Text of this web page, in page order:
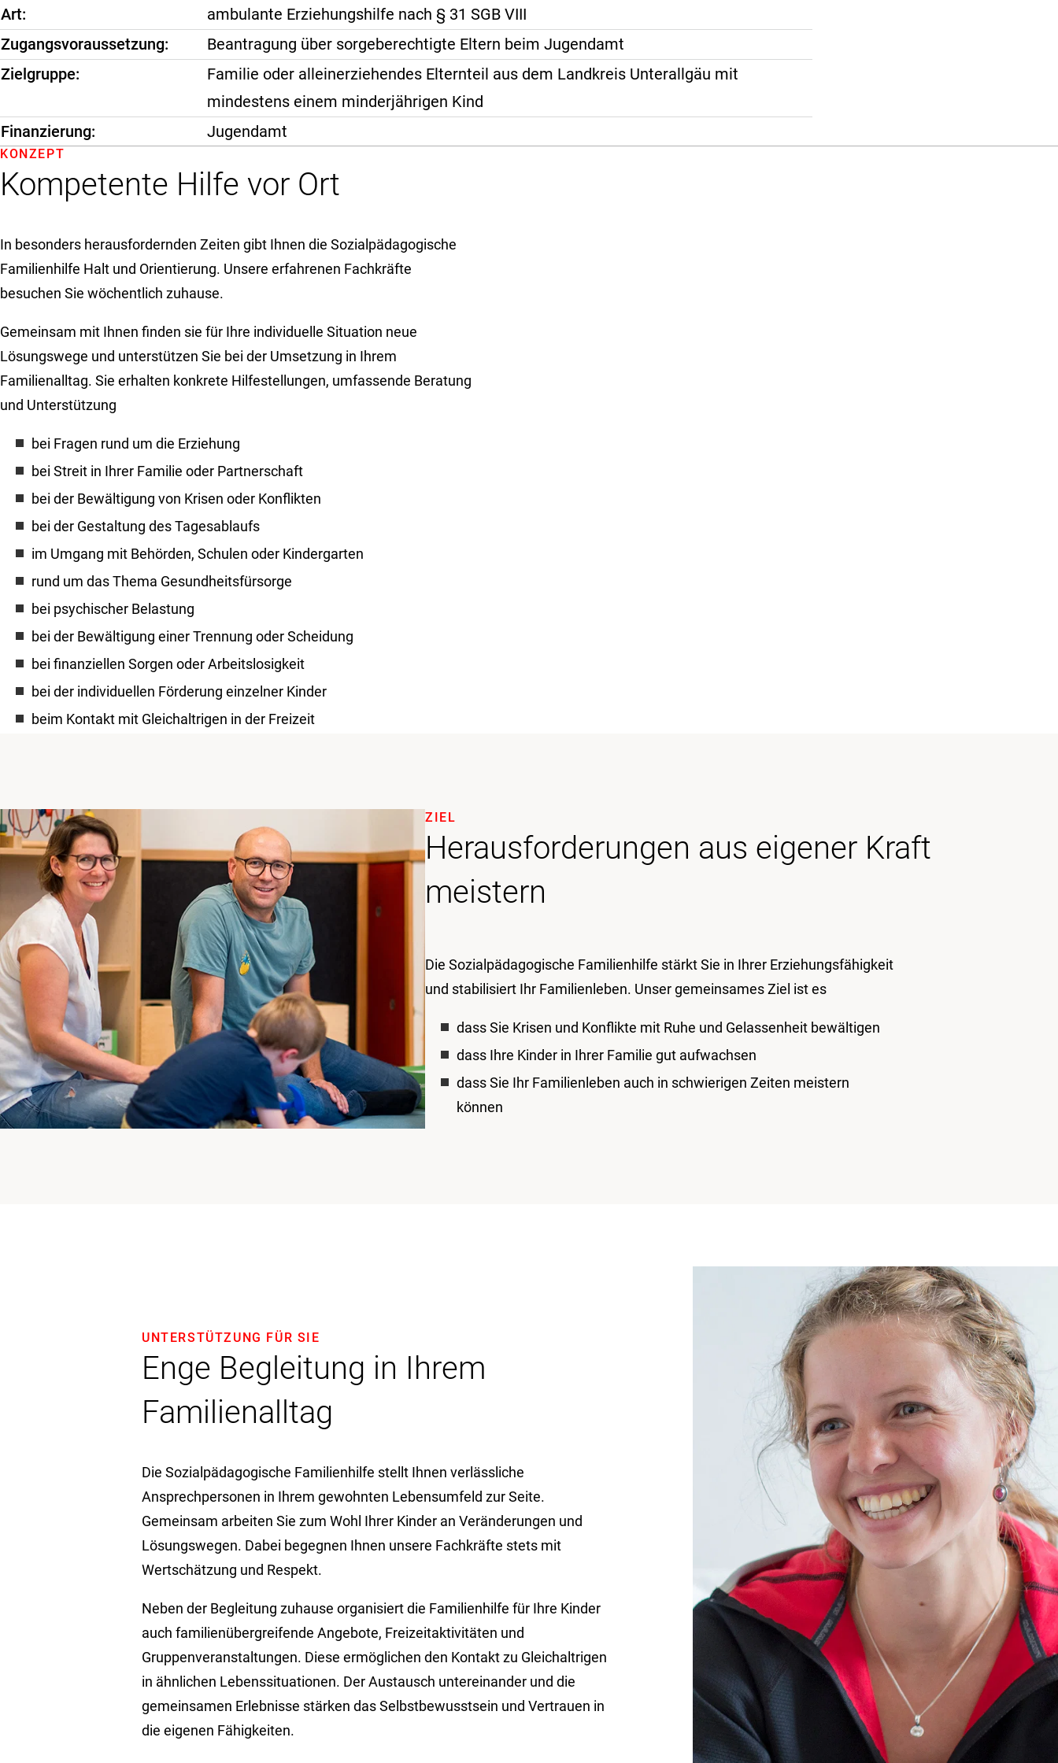
Art
ambulante Erziehungshilfe nach § 31 SGB VIII
Zugangsvoraussetzung
Beantragung über sorgeberechtigte Eltern beim Jugendamt
Zielgruppe
Familie oder alleinerziehendes Elternteil aus dem Landkreis Unterallgäu mit
mindestens einem minderjährigen Kind
Finanzierung
Jugendamt
Kompetente Hilfe vor Ort
KONZEPT
In besonders herausfordernden Zeiten gibt Ihnen die Sozialpädagogische
Familienhilfe Halt und Orientierung. Unsere erfahrenen Fachkräfte
besuchen Sie wöchentlich zuhause.
Gemeinsam mit Ihnen finden sie für Ihre individuelle Situation neue
Lösungswege und unterstützen Sie bei der Umsetzung in Ihrem
Familienalltag. Sie erhalten konkrete Hilfestellungen, umfassende Beratung
und Unterstützung
bei Fragen rund um die Erziehung
bei Streit in Ihrer Familie oder Partnerschaft
bei der Bewältigung von Krisen oder Konflikten
bei der Gestaltung des Tagesablaufs
im Umgang mit Behörden, Schulen oder Kindergarten
rund um das Thema Gesundheitsfürsorge
bei psychischer Belastung
bei der Bewältigung einer Trennung oder Scheidung
bei finanziellen Sorgen oder Arbeitslosigkeit
bei der individuellen Förderung einzelner Kinder
beim Kontakt mit Gleichaltrigen in der Freizeit
Herausforderungen aus eigener Kraft
meistern
ZIEL
Die Sozialpädagogische Familienhilfe stärkt Sie in Ihrer Erziehungsfähigkeit
und stabilisiert Ihr Familienleben. Unser gemeinsames Ziel ist es
dass Sie Krisen und Konflikte mit Ruhe und Gelassenheit bewältigen
dass Ihre Kinder in Ihrer Familie gut aufwachsen
dass Sie Ihr Familienleben auch in schwierigen Zeiten meistern
können
Enge Begleitung in Ihrem
Familienalltag
UNTERSTÜTZUNG FÜR SIE
Die Sozialpädagogische Familienhilfe stellt Ihnen verlässliche
Ansprechpersonen in Ihrem gewohnten Lebensumfeld zur Seite.
Gemeinsam arbeiten Sie zum Wohl Ihrer Kinder an Veränderungen und
Lösungswegen. Dabei begegnen Ihnen unsere Fachkräfte stets mit
Wertschätzung und Respekt.
Neben der Begleitung zuhause organisiert die Familienhilfe für Ihre Kinder
auch familienübergreifende Angebote, Freizeitaktivitäten und
Gruppenveranstaltungen. Diese ermöglichen den Kontakt zu Gleichaltrigen
in ähnlichen Lebenssituationen. Der Austausch untereinander und die
gemeinsamen Erlebnisse stärken das Selbstbewusstsein und Vertrauen in
die eigenen Fähigkeiten.